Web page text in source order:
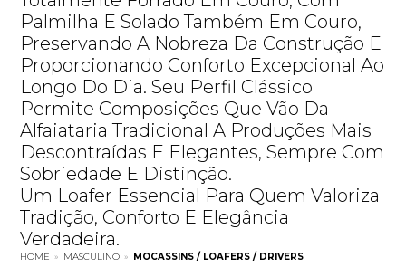
Palmilha E Solado Também Em Couro,
Preservando A Nobreza Da Construção E
Proporcionando Conforto Excepcional Ao
Longo Do Dia. Seu Perfil Clássico
Permite Composições Que Vão Da
Alfaiataria Tradicional A Produções Mais
Descontraídas E Elegantes, Sempre Com
Sobriedade E Distinção.
Um Loafer Essencial Para Quem Valoriza
Tradição, Conforto E Elegância
Verdadeira.
HOME » MASCULINO » MOCASSINS / LOAFERS / DRIVERS